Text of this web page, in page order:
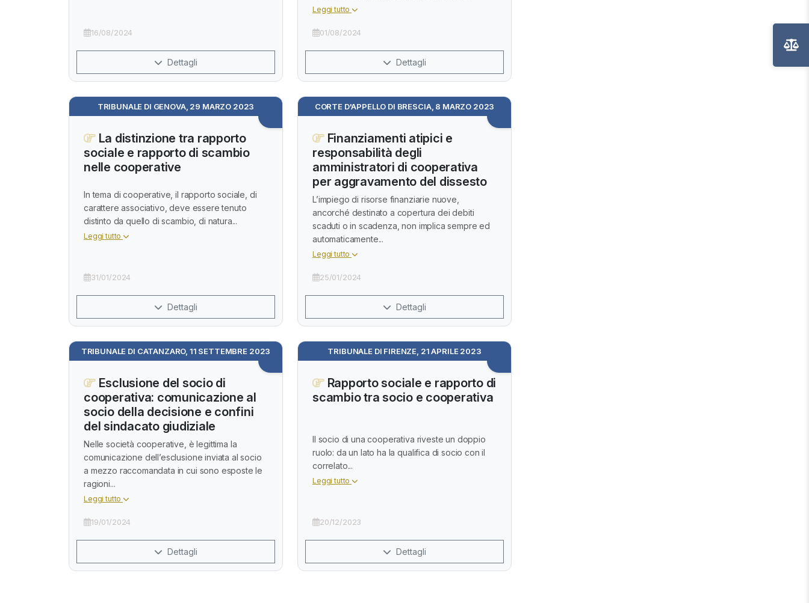
16/08/2024
Dettagli
Leggi tutto
01/08/2024
Dettagli
TRIBUNALE DI GENOVA, 29 MARZO 2023
La distinzione tra rapporto
sociale e rapporto di scambio
nelle cooperative
In tema di cooperative, il rapporto sociale, di
carattere associativo, deve essere tenuto
distinto da quello di scambio, di natura...
Leggi tutto
31/01/2024
Dettagli
CORTE D'APPELLO DI BRESCIA, 8 MARZO 2023
Finanziamenti atipici e
responsabilità degli
amministratori di cooperativa
per aggravamento del dissesto
L’impiego di risorse finanziarie nuove,
ancorché destinato a copertura dei debiti
scaduti o in scadenza, non implica sempre ed
automaticamente...
Leggi tutto
25/01/2024
Dettagli
TRIBUNALE DI CATANZARO, 11 SETTEMBRE 2023
Esclusione del socio di
cooperativa: comunicazione al
socio della decisione e confini
del sindacato giudiziale
Nelle società cooperative, è legittima la
comunicazione dell’esclusione inviata al socio
a mezzo raccomandata in cui sono esposte le
ragioni...
Leggi tutto
19/01/2024
Dettagli
TRIBUNALE DI FIRENZE, 21 APRILE 2023
Rapporto sociale e rapporto di
scambio tra socio e cooperativa
Il socio di una cooperativa riveste un doppio
ruolo: da un lato ha la qualifica di socio con il
correlato...
Leggi tutto
20/12/2023
Dettagli